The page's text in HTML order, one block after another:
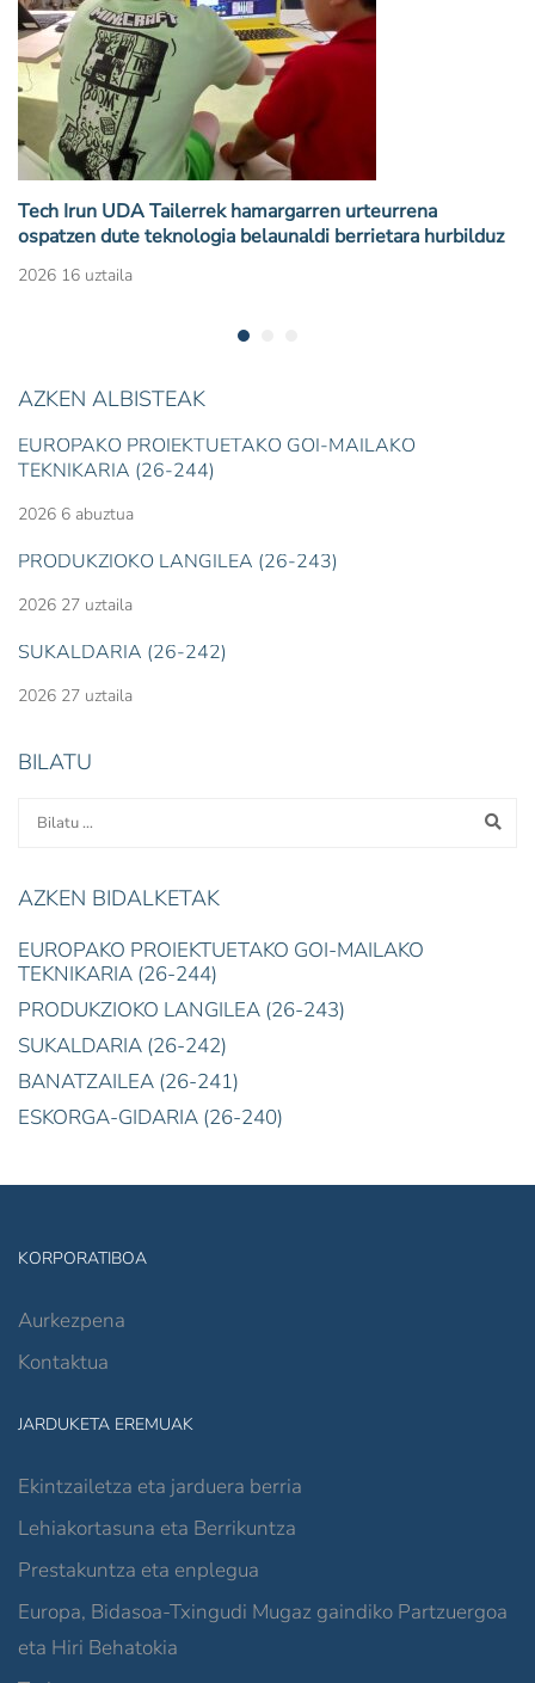
Tech Irun UDA Tailerrek hamargarren urteurrena
ospatzen dute teknologia belaunaldi berrietara hurbilduz
2026 16 uztaila
AZKEN ALBISTEAK
EUROPAKO PROIEKTUETAKO GOI-MAILAKO
TEKNIKARIA (26-244)
2026 6 abuztua
PRODUKZIOKO LANGILEA (26-243)
2026 27 uztaila
SUKALDARIA (26-242)
2026 27 uztaila
BILATU
AZKEN BIDALKETAK
EUROPAKO PROIEKTUETAKO GOI-MAILAKO
TEKNIKARIA (26-244)
PRODUKZIOKO LANGILEA (26-243)
SUKALDARIA (26-242)
BANATZAILEA (26-241)
ESKORGA-GIDARIA (26-240)
KORPORATIBOA
Aurkezpena
Kontaktua
JARDUKETA EREMUAK
Ekintzailetza eta jarduera berria
Lehiakortasuna eta Berrikuntza
Prestakuntza eta enplegua
Europa, Bidasoa-Txingudi Mugaz gaindiko Partzuergoa
eta Hiri Behatokia